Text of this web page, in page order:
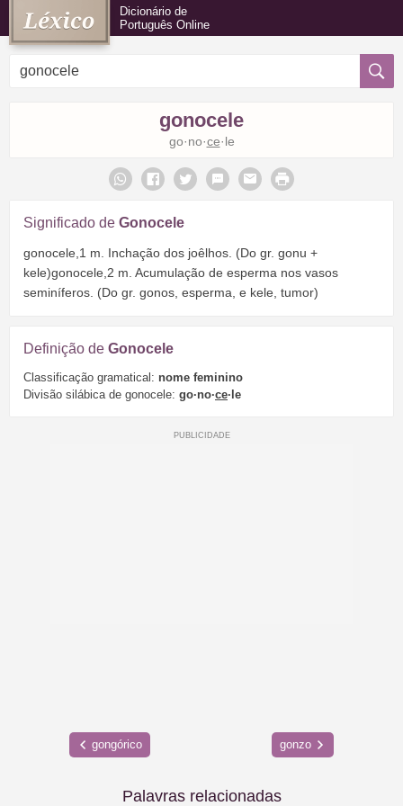
Dicionário de
Português Online
gonocele
go·no·ce·le
Significado de Gonocele
gonocele,1 m. Inchação dos joêlhos. (Do gr. gonu +
kele)gonocele,2 m. Acumulação de esperma nos vasos
seminíferos. (Do gr. gonos, esperma, e kele, tumor)
Definição de Gonocele
Classificação gramatical: nome feminino
Divisão silábica de gonocele: go·no·ce·le
gongórico gonzo
Palavras relacionadas